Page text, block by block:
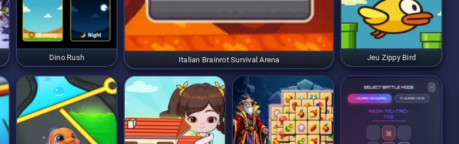
Italian Brainrot Survival Arena
Dino Rush Jeu Zippy Bird